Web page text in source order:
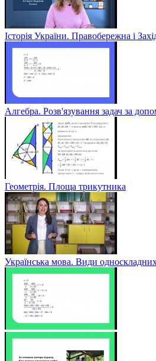
Історія України. Правобережна і
Алгебра. Розв'язування задач за
Геометрія. Площа трикутника
Українська мова. Види